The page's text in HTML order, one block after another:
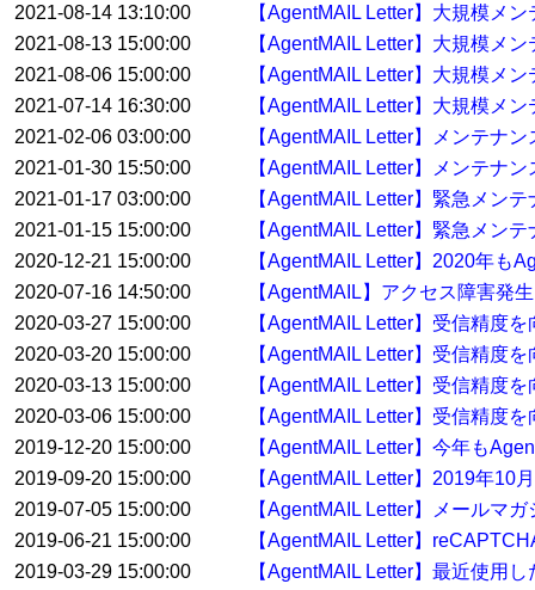
2021-08-14 13:10:00
【AgentMAIL Letter】大規模メ
2021-08-13 15:00:00
【AgentMAIL Letter】大規模メ
2021-08-06 15:00:00
【AgentMAIL Letter】大規模メ
2021-07-14 16:30:00
【AgentMAIL Letter】大規模メ
2021-02-06 03:00:00
【AgentMAIL Letter】メンテナ
2021-01-30 15:50:00
【AgentMAIL Letter】メンテナ
2021-01-17 03:00:00
【AgentMAIL Letter】緊急メン
2021-01-15 15:00:00
【AgentMAIL Letter】緊急メン
2020-12-21 15:00:00
【AgentMAIL Letter】2020年も
2020-07-16 14:50:00
【AgentMAIL】アクセス障害発
2020-03-27 15:00:00
【AgentMAIL Letter】受信精度
2020-03-20 15:00:00
【AgentMAIL Letter】受信精度
2020-03-13 15:00:00
【AgentMAIL Letter】受信精度
2020-03-06 15:00:00
【AgentMAIL Letter】受信精度
2019-12-20 15:00:00
【AgentMAIL Letter】今年も
2019-09-20 15:00:00
【AgentMAIL Letter】2019年10
2019-07-05 15:00:00
【AgentMAIL Letter】メールマ
2019-06-21 15:00:00
【AgentMAIL Letter】
2019-03-29 15:00:00
【AgentMAIL Letter】最近使用